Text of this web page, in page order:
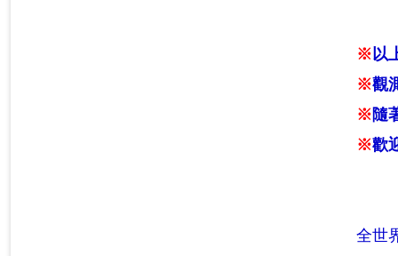
※ 以
※觀
※隨
※歡
全世